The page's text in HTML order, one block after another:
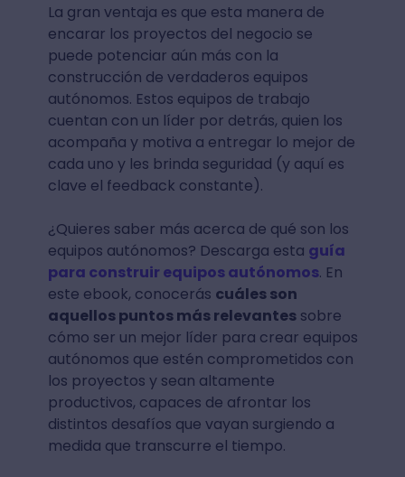
La gran ventaja es que esta manera de
encarar los proyectos del negocio se
puede potenciar aún más con la
construcción de verdaderos equipos
autónomos. Estos equipos de trabajo
cuentan con un líder por detrás, quien los
acompaña y motiva a entregar lo mejor de
cada uno y les brinda seguridad (y aquí es
clave el feedback constante).
¿Quieres saber más acerca de qué son los
equipos autónomos? Descarga esta guía
para construir equipos autónomos. En
este ebook, conocerás cuáles son
aquellos puntos más relevantessobre
cómo ser un mejor líder para crear equipos
autónomos que estén comprometidos con
los proyectos y sean altamente
productivos, capaces de afrontar los
distintos desafíos que vayan surgiendo a
medida que transcurre el tiempo.